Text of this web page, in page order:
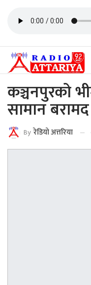
कञ्चनपुरको
सामान बरामद
By रेडियाे अत्तरिया